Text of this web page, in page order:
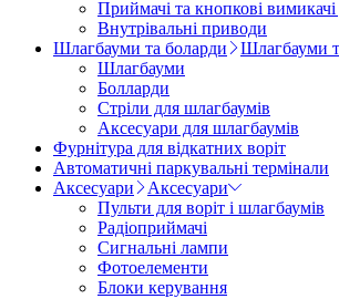
Приймачі та кнопкові
Внутрівальні приводи
Шлагбауми та боларди
Шлагбауми
Шлагбауми
Болларди
Стріли для шлагбаумів
Аксесуари для шлагбаумів
Фурнітура для відкатних воріт
Автоматичні паркувальні термінали
Аксесуари
Аксесуари
Пульти для воріт і шлагбаумів
Радіоприймачі
Сигнальні лампи
Фотоелементи
Блоки керування